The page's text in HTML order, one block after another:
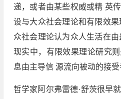
递，或者由某些权威或精 英
设与大众社会理论和有限效
众社会理论认为众人生活在
现实中，有限效果理论研究
息由主导信 源流向被动的接受
哲学家阿尔弗雷德·舒茨很早